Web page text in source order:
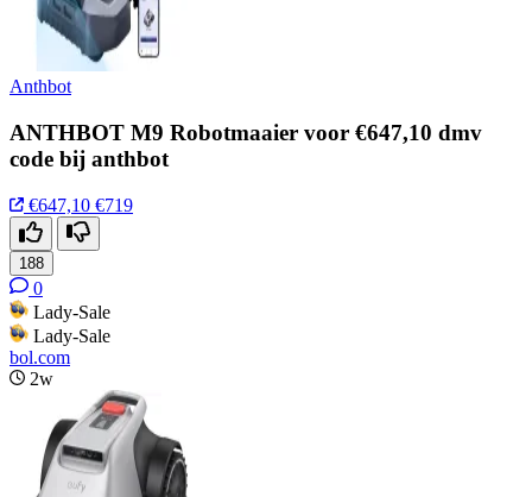
Anthbot
ANTHBOT M9 Robotmaaier voor €647,10 dmv
code bij anthbot
€647,10 €719
188
0
Lady-Sale
Lady-Sale
bol.com
2w